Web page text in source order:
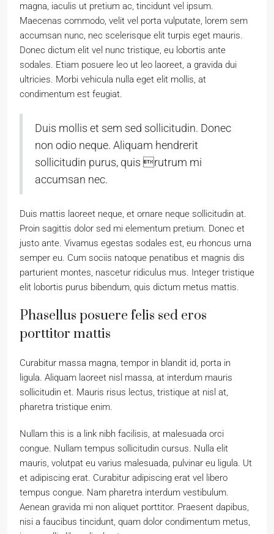
magna, iaculis ut pretium ac, tincidunt vel ipsum.
Maecenas commodo, velit vel porta vulputate, lorem sem
accumsan nunc, nec scelerisque elit turpis eget mauris.
Donec dictum elit vel nunc tristique, eu lobortis ante
sodales. Etiam posuere leo ut leo laoreet, a gravida dui
ultricies. Morbi vehicula nulla eget elit mollis, at
condimentum est feugiat.
Duis mollis et sem sed sollicitudin. Donec
non odio neque. Aliquam hendrerit
sollicitudin purus, quis rutrum mi
accumsan nec.
Duis mattis laoreet neque, et ornare neque sollicitudin at.
Proin sagittis dolor sed mi elementum pretium. Donec et
justo ante. Vivamus egestas sodales est, eu rhoncus urna
semper eu. Cum sociis natoque penatibus et magnis dis
parturient montes, nascetur ridiculus mus. Integer tristique
elit lobortis purus bibendum, quis dictum metus mattis.
Phasellus posuere felis sed eros
porttitor mattis
Curabitur massa magna, tempor in blandit id, porta in
ligula. Aliquam laoreet nisl massa, at interdum mauris
sollicitudin et. Mauris risus lectus, tristique at nisl at,
pharetra tristique enim.
Nullam this is a link nibh facilisis, at malesuada orci
congue. Nullam tempus sollicitudin cursus. Nulla elit
mauris, volutpat eu varius malesuada, pulvinar eu ligula. Ut
et adipiscing erat. Curabitur adipiscing erat vel libero
tempus congue. Nam pharetra interdum vestibulum.
Aenean gravida mi non aliquet porttitor. Praesent dapibus,
nisi a faucibus tincidunt, quam dolor condimentum metus,